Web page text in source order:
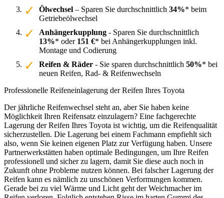
Ölwechsel – Sparen Sie durchschnittlich 34%* beim
Getriebeölwechsel
Anhängerkupplung - Sparen Sie durchschnittlich
13%* oder 151 €* bei Anhängerkupplungen inkl.
Montage und Codierung
Reifen & Räder - Sie sparen durchschnittlich 50%* bei
neuen Reifen, Rad- & Reifenwechseln
Professionelle Reifeneinlagerung der Reifen Ihres Toyota
Der jährliche Reifenwechsel steht an, aber Sie haben keine
Möglichkeit Ihren Reifensatz einzulagern? Eine fachgerechte
Lagerung der Reifen Ihres Toyota ist wichtig, um die Reifenqualität
sicherzustellen. Die Lagerung bei einem Fachmann empfiehlt sich
also, wenn Sie keinen eigenen Platz zur Verfügung haben. Unsere
Partnerwerkstätten haben optimale Bedingungen, um Ihre Reifen
professionell und sicher zu lagern, damit Sie diese auch noch in
Zukunft ohne Probleme nutzen können. Bei falscher Lagerung der
Reifen kann es nämlich zu unschönen Verformungen kommen.
Gerade bei zu viel Wärme und Licht geht der Weichmacher im